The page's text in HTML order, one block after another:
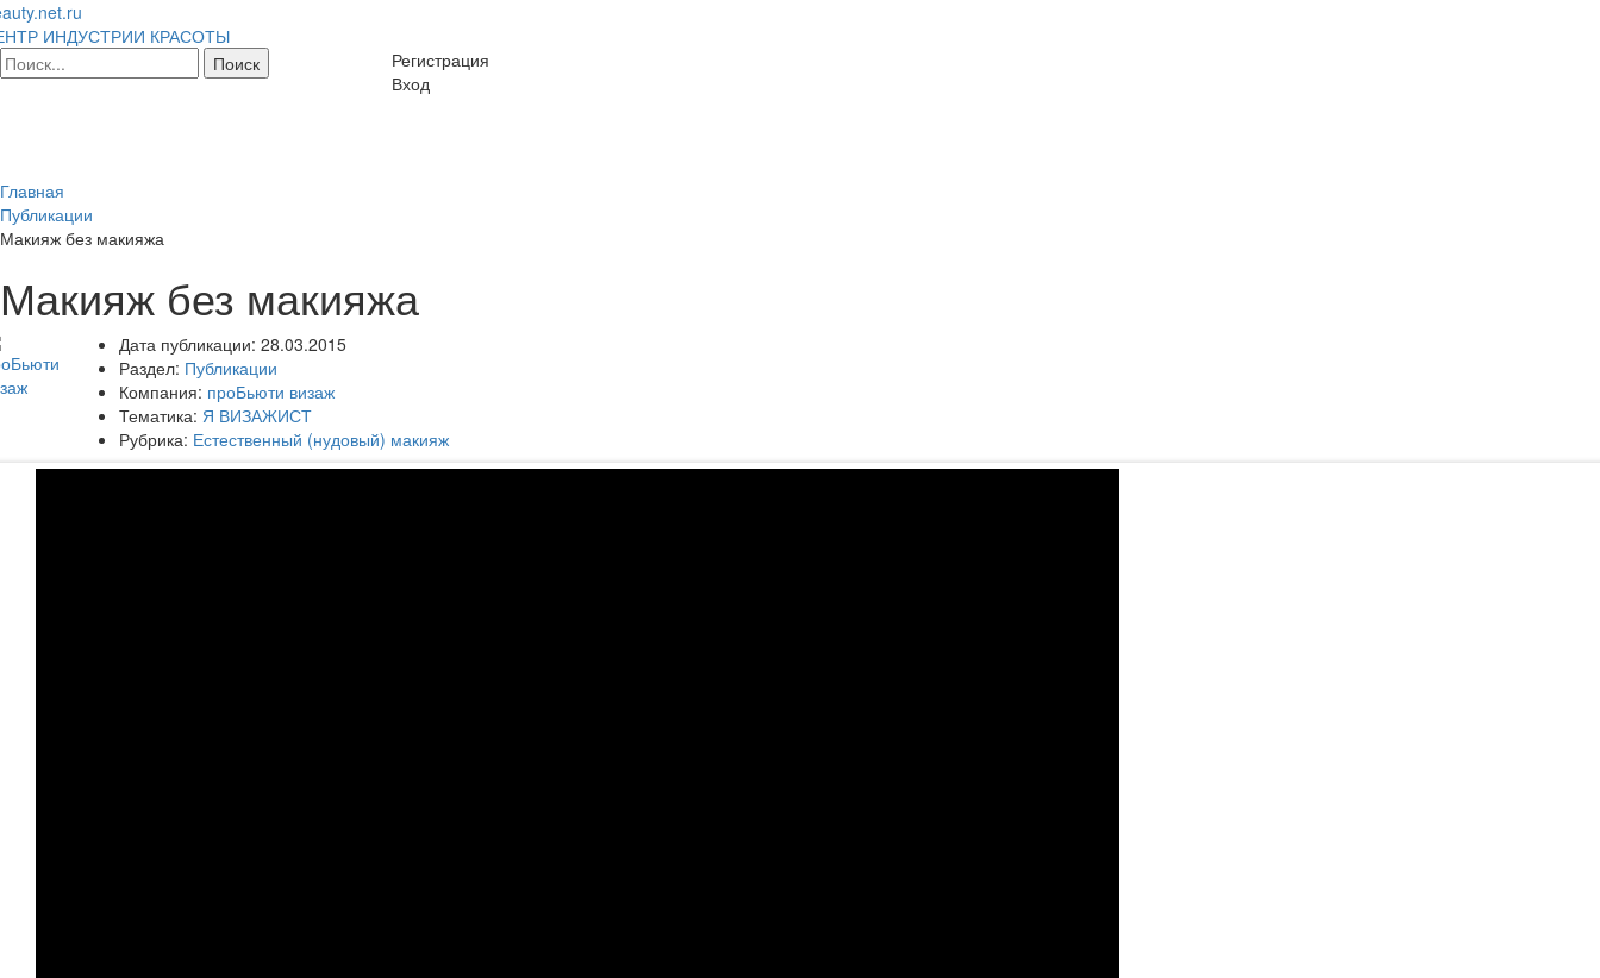
ИНДУСТРИИ КРАСОТЫ
Регистрация
Вход
Главная
Публикации
Макияж без макияжа
Макияж без макияжа
Дата публикации: 28.03.2015
Раздел: Публикации
Компания: проБьюти визаж
Тематика: Я ВИЗАЖИСТ
Рубрика: Естественный (нудовый) макияж